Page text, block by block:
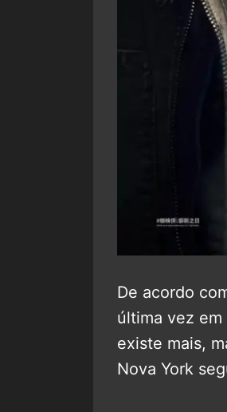
De acordo
última vez
existe mais,
Nova York